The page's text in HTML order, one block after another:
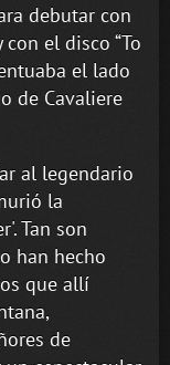
debutar con
el disco “To
el lado
de Cavaliere
al legendario
la
Tan son
han hecho
que allí
de